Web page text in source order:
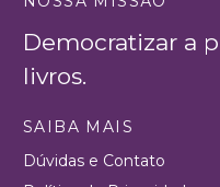
Democratizar a
livros.
SAIBA MAIS
Dúvidas e Contato